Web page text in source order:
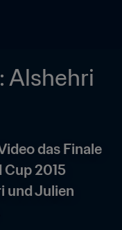
Alshehri
das Finale
2015
und Julien